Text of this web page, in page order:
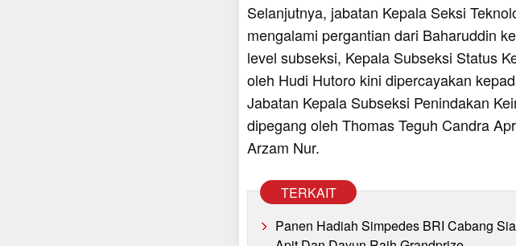
Selanjutnya, jabatan Kepala Seksi
mengalami pergantian dari Baharuddin
level subseksi, Kepala Subseksi Status
oleh Hudi Hutoro kini dipercayakan
Jabatan Kepala Subseksi Penindakan
dipegang oleh Thomas Teguh Candra
Arzam Nur.
TERKAIT
Panen Hadiah Simpedes BRI Cabang